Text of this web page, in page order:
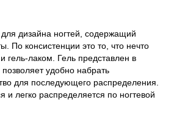
дизайна ногтей, содержащий
По консистенции это то, что нечто
гель-лаком. Гель представлен в
позволяет удобно набрать
для последующего распределения.
и легко распределяется по ногтевой